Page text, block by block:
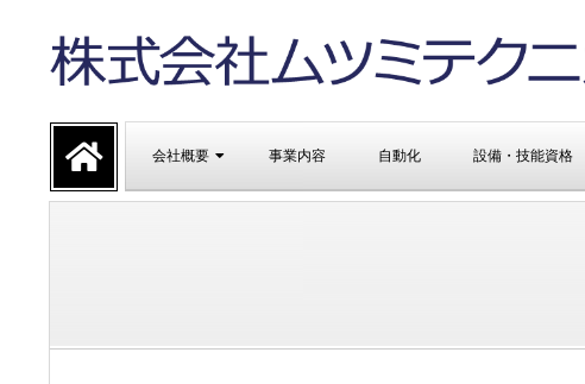
content株
式
社
Navigation
Menu
会社概要 事業内容 自動化 設備・技能資格